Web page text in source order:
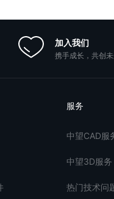
加入我们
携手成长，共创
服务
中望CAD服
中望3D服务
热门技术问